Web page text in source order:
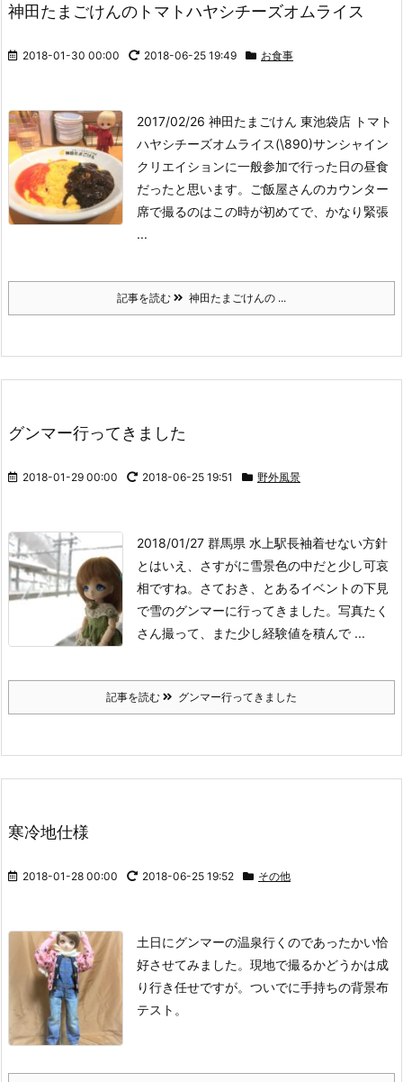
神田たまごけんのトマトハヤシチーズオムライス
2018-01-30 00:00 2018-06-25 19:49 お食事
2017/02/26 神田たまごけん 東池袋店 トマト
ハヤシチーズオムライス(\890)サンシャイン
クリエイションに一般参加で行った日の昼食
だったと思います。ご飯屋さんのカウンター
席で撮るのはこの時が初めてで、かなり緊張
...
記事を読む 神田たまごけんの ...
グンマー行ってきました
2018-01-29 00:00 2018-06-25 19:51 野外風景
2018/01/27 群馬県 水上駅長袖着せない方針
とはいえ、さすがに雪景色の中だと少し可哀
相ですね。 さておき、とあるイベントの下見
で雪のグンマーに行ってきました。写真たく
さん撮って、また少し経験値を積んで ...
記事を読む グンマー行ってきました
寒冷地仕様
2018-01-28 00:00 2018-06-25 19:52 その他
土日にグンマーの温泉行くのであったかい恰
好させてみました。現地で撮るかどうかは成
り行き任せですが。ついでに手持ちの背景布
テスト。